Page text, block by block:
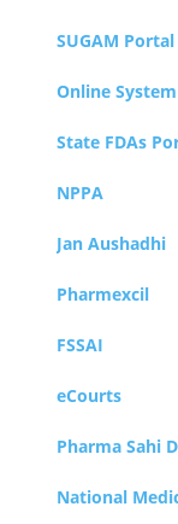
SUGAM Portal
Online
State FDAs
NPPA
Jan Aushadhi
Pharmexcil
FSSAI
eCourts
Pharma Sahi
National